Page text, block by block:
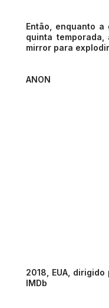
Então, enquanto
quinta
mirror para
ANON
2018, EUA,
IMDb